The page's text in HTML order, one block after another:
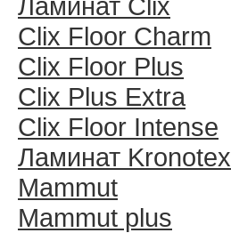
Clix Floor Charm
Clix Floor Plus
Clix Plus Extra
Clix Floor Intense
Ламинат Kronotex
Mammut
Mammut plus